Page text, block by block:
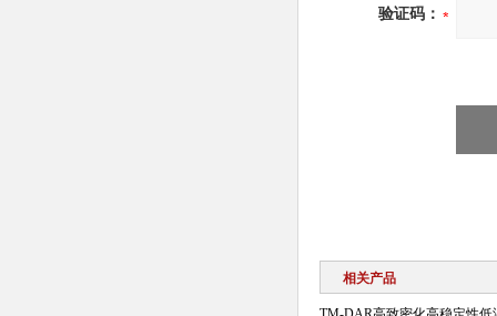
验证码：
相关产品